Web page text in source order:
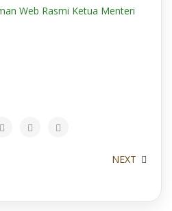
Web Rasmi Ketua Menteri
NEXT